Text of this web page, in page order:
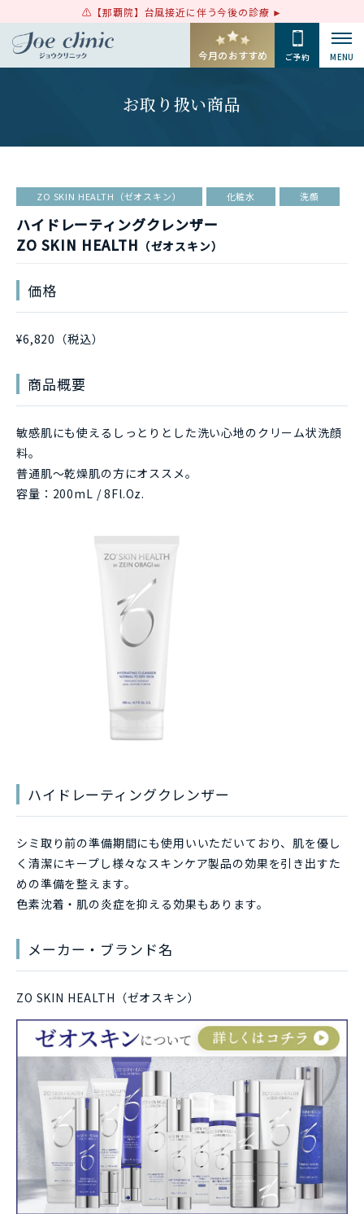
【那覇院】台風接近に伴う今後の診療
今月のおすすめ ご予約 MENU
お取り扱い商品
ZO SKIN HEALTH（ゼオスキン） 化粧水 洗顔
ハイドレーティングクレンザー
ZO SKIN HEALTH （ゼオスキン）
価格
¥6,820（税込）
商品概要
敏感肌にも使えるしっとりとした洗い心地のクリーム状洗顔
料。
普通肌～乾燥肌の方にオススメ。
容量：200mL / 8Fl.Oz.
ハイドレーティングクレンザー
シミ取り前の準備期間にも使用いいただいており、肌を優し
く清潔にキープし様々なスキンケア製品の効果を引き出すた
めの準備を整えます。
色素沈着・肌の炎症を抑える効果もあります。
メーカー・ブランド名
ZO SKIN HEALTH（ゼオスキン）